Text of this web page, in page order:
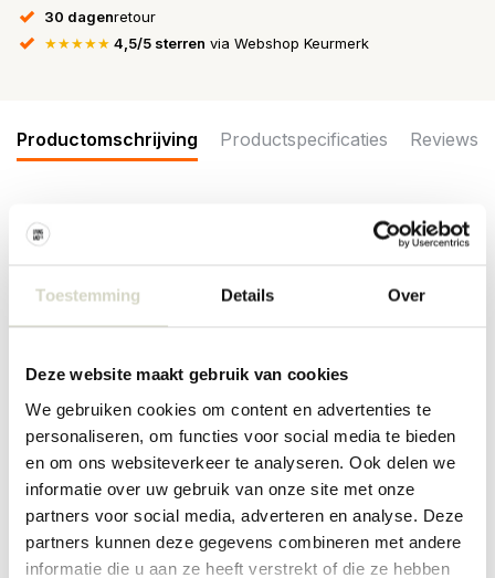
Toestemming Details Over
Deze website maakt gebruik van cookies
We gebruiken cookies om content en advertenties te
personaliseren, om functies voor social media te bieden
en om ons websiteverkeer te analyseren. Ook delen we
informatie over uw gebruik van onze site met onze
partners voor social media, adverteren en analyse. Deze
partners kunnen deze gegevens combineren met andere
informatie die u aan ze heeft verstrekt of die ze hebben
30 dagenretour
★★★★★ 4,5/5 sterren via Webshop Keurmerk
Productomschrijving Productspecificaties Reviews
De Bloomingville Dorothy mokken hebben een kleurrijk
Afmeting Ø9x10cm
Materiaal : aardewerk
Overige: geschikt voor de vaatwasser, oven en magnetron. Door
het gebruikte materiaal kunnen er per item verschillen zijn.
PRODUCTSPECIFICATIES
Artikelnummer 82061689